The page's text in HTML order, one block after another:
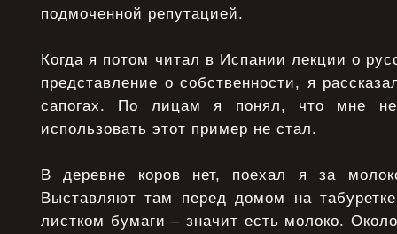
подмоченной репутацией.
Когда я потом читал в Испании лекции о
представление о собственности, я
сапогах. По лицам я понял, что мне
использовать этот пример не стал.
В деревне коров нет, поехал я за
Выставляют там перед домом на
листком бумаги – значит есть молоко.